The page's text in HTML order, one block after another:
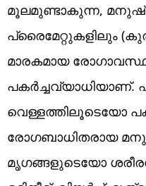
മൂലമുണ്ടാകുന്ന,
പ്രൈമേറ്റുകളിലും
മാരകമായ
വെള്ളത്തിലൂടെയോ
രോഗബാധിതരായ
മൃഗങ്ങളുടെയോ